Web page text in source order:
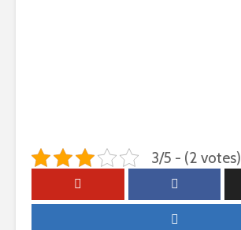
3/5 - (2 votes)